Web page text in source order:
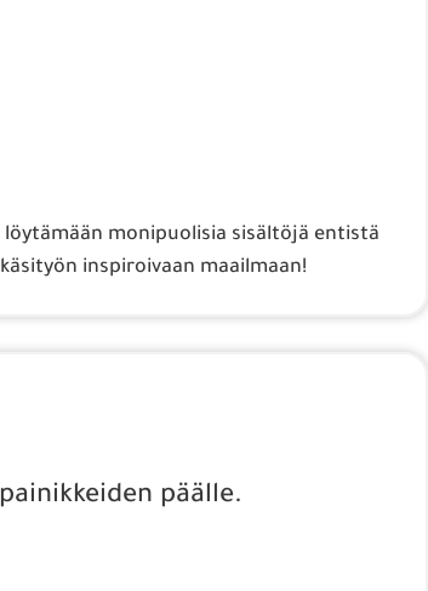
monipuolisia sisältöjä entistä
inspiroivaan maailmaan!
päälle.